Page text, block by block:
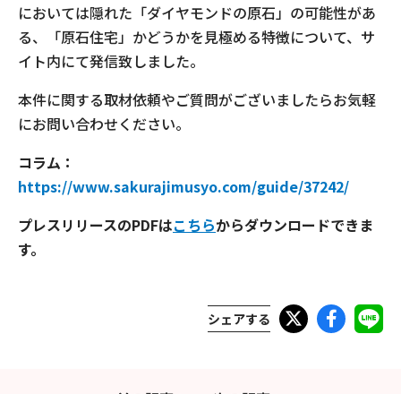
さくら事務所について
においては隠れた「ダイヤモンドの原石」の可能性があ
る、「原石住宅」かどうかを見極める特徴について、サ
イト内にて発信致しました。
本件に関する取材依頼やご質問がございましたらお気軽
にお問い合わせください。
コラム：
https://www.sakurajimusyo.com/guide/37242/
プレスリリースのPDFはこちらからダウンロードできま
す。
シェアする